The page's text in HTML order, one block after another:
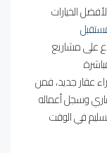
الخيارات
على مشاريع
عقار جديد، فمن
وسجل أعماله
في الوقت